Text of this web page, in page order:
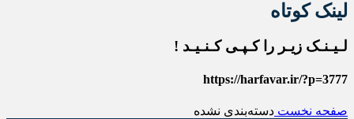
لینک کوتاه
لـیـنـک زیـر را کـپـی کـنـیـد !
https://harfavar.ir/?p=3777
صفحه نخست دسته‌بندی نشده